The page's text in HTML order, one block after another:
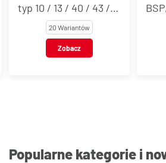
typ 10 / 13 / 40 / 43 /
60 / 6320 Wariantów
Zobacz
Popularne kategorie i